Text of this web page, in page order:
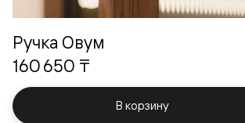
Ручка Овум
160 650 ₸
В корзину